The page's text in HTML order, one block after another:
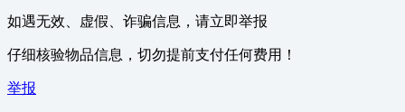
如遇无效、虚假、诈骗信息，请立即举报
仔细核验物品信息，切勿提前支付任何费用！
举报